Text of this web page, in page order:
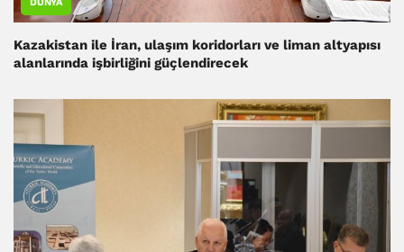
DÜNYA
Kazakistan ile İran, ulaşım koridorları ve liman altyapısı
alanlarında işbirliğini güçlendirecek